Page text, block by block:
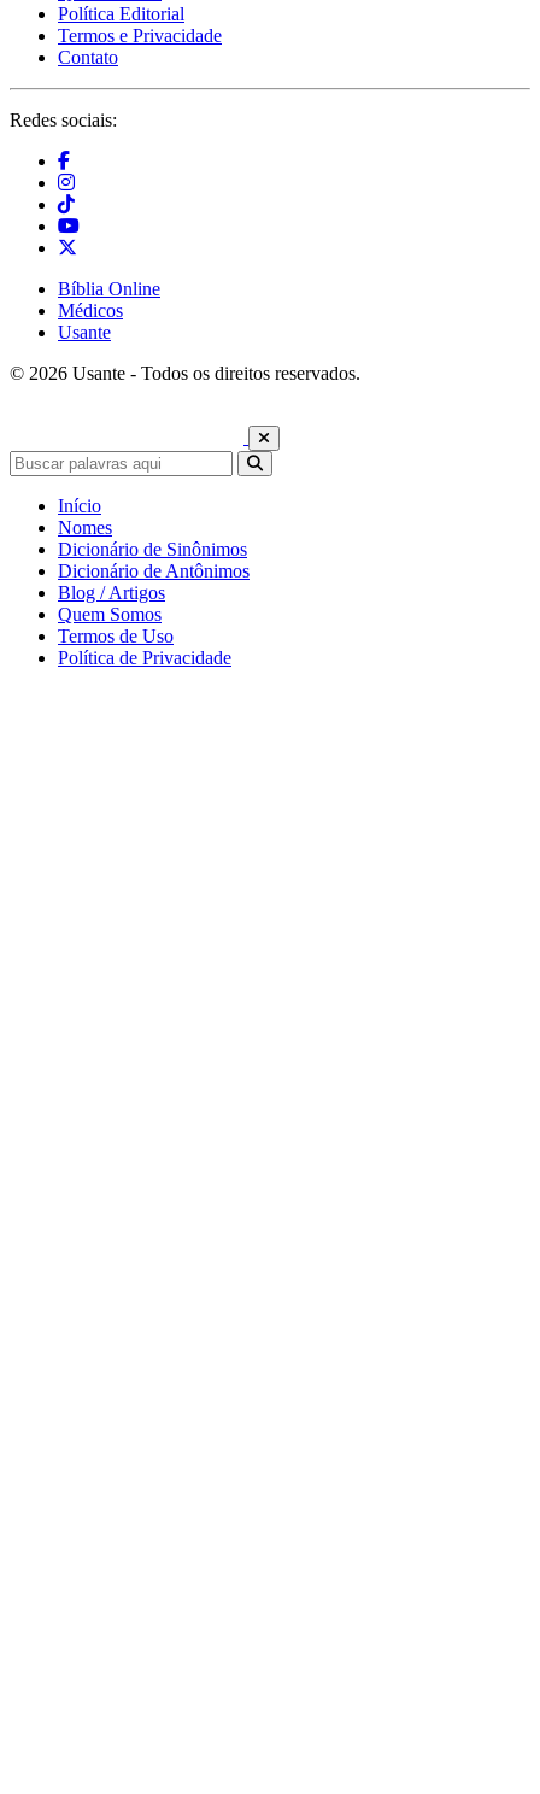
Política Editorial
Termos e Privacidade
Contato
Redes sociais:
Bíblia Online
Médicos
Usante
© 2026 Usante - Todos os direitos reservados.
Início
Nomes
Dicionário de Sinônimos
Dicionário de Antônimos
Blog / Artigos
Quem Somos
Termos de Uso
Política de Privacidade